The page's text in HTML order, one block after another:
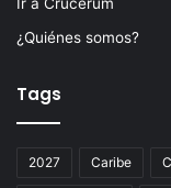
¿Quiénes somos?
Tags
2027 Caribe